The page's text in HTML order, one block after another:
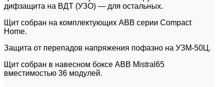
дифзащита на ВДТ (УЗО) — для остальных.
Щит собран на комплектующих ABB серии Compact
Home.
Защита от перепадов напряжения пофазно на УЗМ-50Ц.
Щит собран в навесном боксе ABB Mistral65
вместимостью 36 модулей.